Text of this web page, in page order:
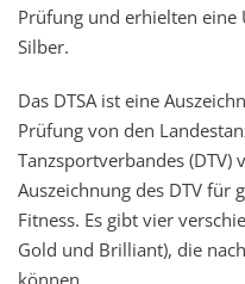
Prüfung und erhielten eine
Silber.
Das DTSA ist eine
Prüfung von den
Tanzsportverbandes (DTV)
Auszeichnung des DTV für
Fitness. Es gibt vier
Gold und Brilliant), die
können.